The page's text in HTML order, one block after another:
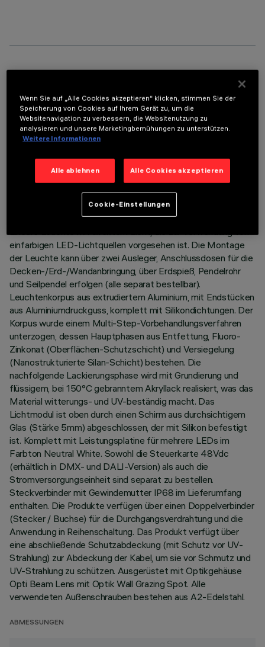
TECHNISCHE DATEN
Lineare Leuchte mit direktem Licht, die zur Verwendung von
einfarbigen LED-Lichtquellen vorgesehen ist. Die Montage
der Leuchte kann über zwei Ausleger, Anschlussdosen für die
Decken-/Erd-/Wandanbringung, über Erdspieß, Pendelrohr
und Seilpendel erfolgen (alle separat bestellbar).
Leuchtenkorpus aus extrudiertem Aluminium, mit Endstücken
aus Aluminiumdruckguss, komplett mit Silikondichtungen. Der
Korpus wurde einem Multi-Step-Vorbehandlungsverfahren
unterzogen, dessen Hauptphasen aus Entfettung, Fluoro-
Zinkonat (Oberflächen-Schutzschicht) und Versiegelung
(Nanostrukturierte Silan-Schicht) bestehen. Die
nachfolgende Lackierungsphase wird mit Grundierung und
flüssigem, bei 150°C gebranntem Akryllack realisiert, was das
Material witterungs- und UV-beständig macht. Das
Lichtmodul ist oben durch einen Schirm aus durchsichtigem
Glas (Stärke 5mm) abgeschlossen, der mit Silikon befestigt
ist. Komplett mit Leistungsplatine für mehrere LEDs im
Farbton Neutral White. Sowohl die Steuerkarte 48Vdc
(erhältlich in DMX- und DALI-Version) als auch die
Stromversorgungseinheit sind separat zu bestellen.
Steckverbinder mit Gewindemutter IP68 im Lieferumfang
enthalten. Die Produkte verfügen über einen Doppelverbinder
(Stecker / Buchse) für die Durchgangsverdrahtung und die
Anwendung in Reihenschaltung. Das Produkt verfügt über
eine abschließende Schutzabdeckung (mit Schutz vor UV-
Strahlung) zur Abdeckung der Kabel, um sie vor Schmutz und
UV-Strahlung zu schützen. Ausgerüstet mit Optikgehäuse
Opti Beam Lens mit Optik Wall Grazing Spot. Alle
verwendeten Außenschrauben bestehen aus A2-Edelstahl.
ABMESSUNGEN
Wenn Sie auf „Alle Cookies akzeptieren“ klicken, stimmen Sie der
Speicherung von Cookies auf Ihrem Gerät zu, um die
Websitenavigation zu verbessern, die Websitenutzung zu
analysieren und unsere Marketingbemühungen zu unterstützen.
Weitere Informationen
Alle ablehnen Alle Cookies akzeptieren
Cookie-Einstellungen